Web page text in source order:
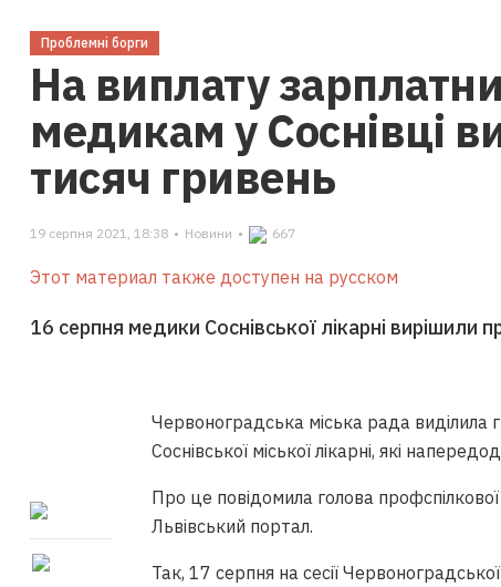
Проблемні борги
На виплату
медикам у Соснівці
тисяч гривень
19 серпня 2021, 18:38 • Новини • 667
Этот материал также доступен на русском
16 серпня медики Соснівської лікарні вирішили
Червоноградська міська рада виділила
Соснівської міської лікарні, які
Про це повідомила голова профспілкової
Львівський портал.
Так, 17 серпня на сесії